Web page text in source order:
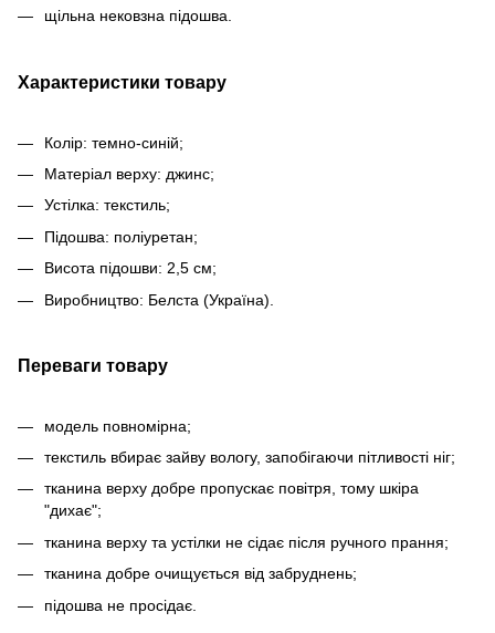
щільна нековзна підошва.
Характеристики товару
Колір: темно-синій;
Матеріал верху: джинс;
Устілка: текстиль;
Підошва: поліуретан;
Висота підошви: 2,5 см;
Виробництво: Белста (Україна).
Переваги товару
модель повномірна;
текстиль вбирає зайву вологу, запобігаючи пітливості ніг;
тканина верху добре пропускає повітря, тому шкіра
"дихає";
тканина верху та устілки не сідає після ручного прання;
тканина добре очищується від забруднень;
підошва не просідає.